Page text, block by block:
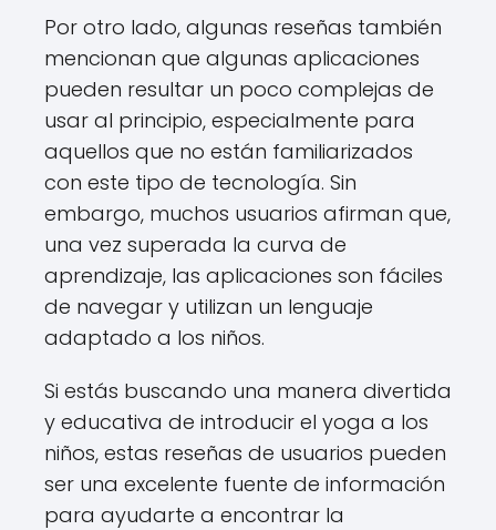
Por otro lado, algunas reseñas también
mencionan que algunas aplicaciones
pueden resultar un poco complejas de
usar al principio, especialmente para
aquellos que no están familiarizados
con este tipo de tecnología. Sin
embargo, muchos usuarios afirman que,
una vez superada la curva de
aprendizaje, las aplicaciones son fáciles
de navegar y utilizan un lenguaje
adaptado a los niños.
Si estás buscando una manera divertida
y educativa de introducir el yoga a los
niños, estas reseñas de usuarios pueden
ser una excelente fuente de información
para ayudarte a encontrar la